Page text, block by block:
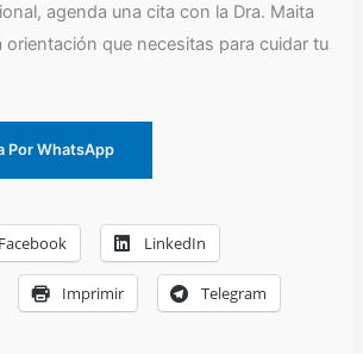
agenda una cita con la Dra. Maita
orientación que necesitas para cuidar tu
Por WhatsApp
Facebook LinkedIn
Imprimir Telegram